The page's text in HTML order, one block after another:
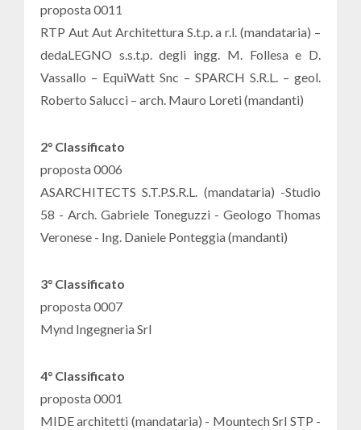
proposta 0011
RTP Aut Aut Architettura S.t.p. a r.l. (mandataria) –
dedaLEGNO s.s.t.p. degli ingg. M. Follesa e D.
Vassallo – EquiWatt Snc – SPARCH S.R.L. – geol.
Roberto Salucci – arch. Mauro Loreti (mandanti)
2° Classificato
proposta 0006
ASARCHITECTS S.T.P.S.R.L. (mandataria) -Studio
58 - Arch. Gabriele Toneguzzi - Geologo Thomas
Veronese - Ing. Daniele Ponteggia (mandanti)
3° Classificato
proposta 0007
Mynd Ingegneria Srl
4° Classificato
proposta 0001
MIDE architetti (mandataria) - Mountech Srl STP -